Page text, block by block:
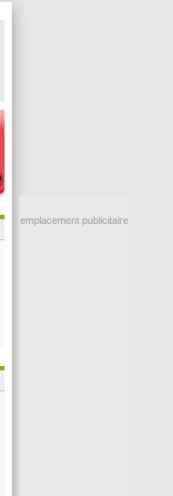
emplacement publicitaire